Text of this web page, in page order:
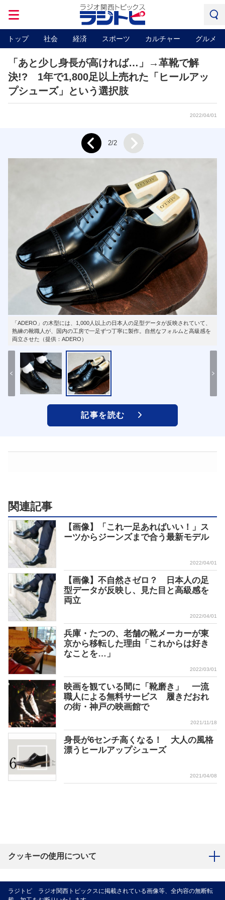
トップ 社会 経済 スポーツ カルチャー グルメ
「あと少し身長が高ければ…」→革靴で解
決!? 1年で1,800足以上売れた「ヒールアッ
プシューズ」という選択肢
2022/04/01
「ADERO」の木型には、1,000人以上の日本人の足型データが反映されていて、
熟練の靴職人が、国内の工房で一足ずつ丁寧に製作。自然なフォルムと高級感を
両立させた（提供：ADERO）
Prev 2/2
記事を読む
関連記事
【画像】「これ一足あればいい！」ス
ーツからジーンズまで合う最新モデル
2022/04/01
【画像】不自然さゼロ？ 日本人の足
型データが反映し、見た目と高級感を
両立
2022/04/01
兵庫・たつの、老舗の靴メーカーが東
京から移転した理由「これからは好き
なことを…」
2022/03/01
映画を観ている間に「靴磨き」 一流
職人による無料サービス 履きだおれ
の街・神戸の映画館で
2021/11/18
身長が6センチ高くなる！ 大人の風格
漂うヒールアップシューズ
2021/04/08
クッキーの使用について
ラジトピ ラジオ関西トピックスに掲載されている画像等、全内容の無断転